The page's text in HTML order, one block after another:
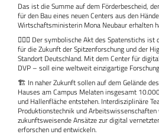
Das ist die Summe auf dem Förderbescheid,
für den Bau eines neuen Centers aus den
Wirtschaftsministerin Mona Neubaur erhalten
👷🏻‍♀️ Der symbolische Akt des Spatenstichs
für die Zukunft der Spitzenforschung und der
Standort Deutschland. Mit dem Center für
DVP – soll eine weltweit einzigartige
🏗️ In naher Zukunft sollen auf dem Gelände
Hauses am Campus Melaten insgesamt
und Hallenfläche entstehen. Interdisziplinäre
Produktionstechnik und
zukunftsweisende Ansätze zur digital
erforschen und entwickeln.